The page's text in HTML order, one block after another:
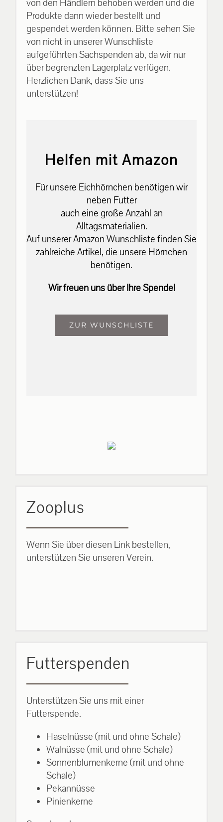
von den Händlern behoben werden und die
Produkte dann wieder bestellt und
gespendet werden können. Bitte sehen Sie
von nicht in unserer Wunschliste
aufgeführten Sachspenden ab, da wir nur
über begrenzten Lagerplatz verfügen.
Herzlichen Dank, dass Sie uns
unterstützen!
Helfen mit Amazon
Für unsere Eichhörnchen benötigen wir
neben Futter
auch eine große Anzahl an
Alltagsmaterialien.
Auf unserer Amazon Wunschliste finden Sie
zahlreiche Artikel, die unsere Hörnchen
benötigen.
Wir freuen uns über Ihre Spende!
ZUR WUNSCHLISTE
Zooplus
Wenn Sie über diesen Link bestellen,
unterstützen Sie unseren Verein.
Futterspenden
Unterstützen Sie uns mit einer
Futterspende.
Haselnüsse (mit und ohne Schale)
Walnüsse (mit und ohne Schale)
Sonnenblumenkerne (mit und ohne
Schale)
Pekannüsse
Pinienkerne